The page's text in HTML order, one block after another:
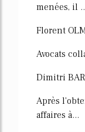
menées, il
Florent
Avocats
Dimitri
Après
affaires à...